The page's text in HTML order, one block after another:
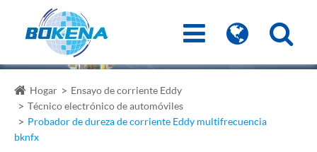
Hogar
Ensayo de corriente Eddy
Técnico electrónico de automóviles
Probador de dureza de corriente Eddy multifrecuencia
bknfx